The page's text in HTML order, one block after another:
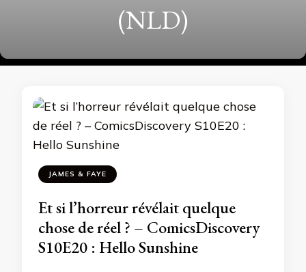
(NLD)
JAMES & FAYE
Et si l’horreur révélait quelque
chose de réel ? – ComicsDiscovery
S10E20 : Hello Sunshine